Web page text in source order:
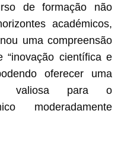
de formação não
académicos,
uma compreensão
“inovação científica e
oferecer uma
valiosa para o
moderadamente